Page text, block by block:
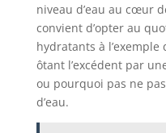
niveau d’eau au cœur
convient d’opter au
hydratants à
ôtant l’excédent par
ou pourquoi pas ne
d’eau.